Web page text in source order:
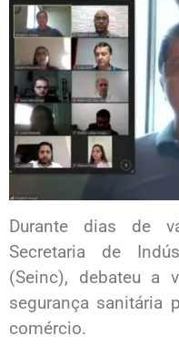
Durante dias de
Secretaria de
(Seinc), debateu a
segurança sanitária
comércio.